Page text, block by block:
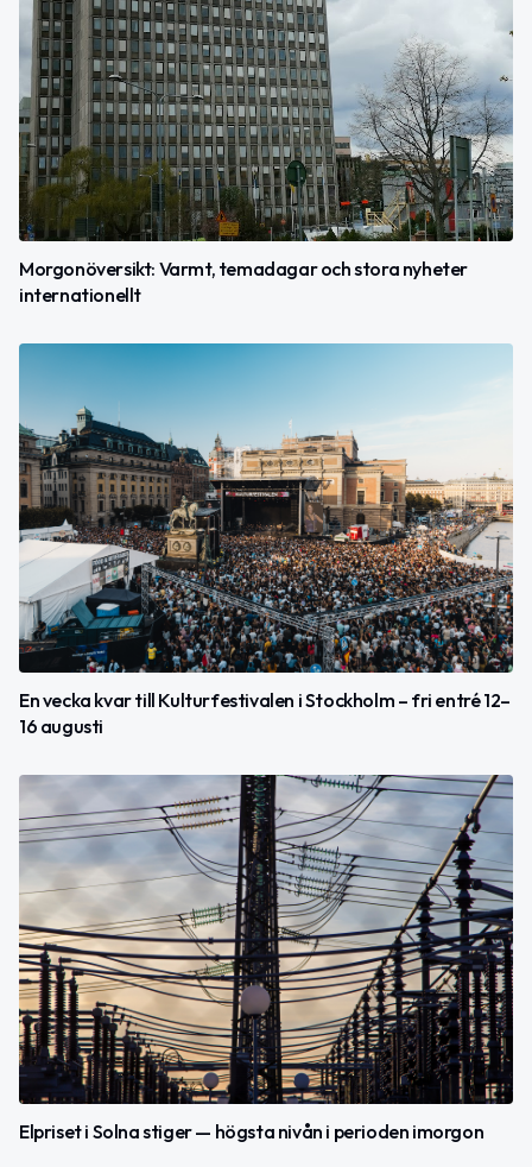
Morgonöversikt: Varmt, temadagar och stora nyheter
internationellt
En vecka kvar till Kulturfestivalen i Stockholm – fri entré 12–
16 augusti
Elpriset i Solna stiger — högsta nivån i perioden imorgon